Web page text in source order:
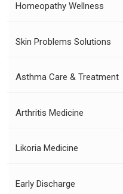
Homeopathy Wellness
Skin Problems Solutions
Asthma Care & Treatment
Arthritis Medicine
Likoria Medicine
Early Discharge